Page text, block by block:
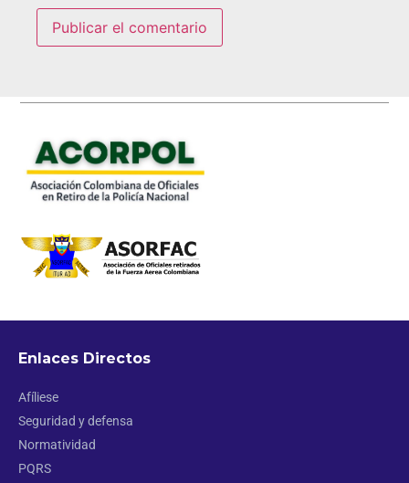
Enlaces Directos
Afíliese
Seguridad y defensa
Normatividad
PQRS